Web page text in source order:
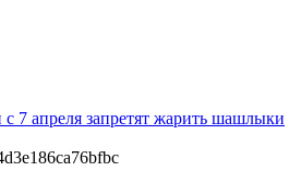
7 апреля запретят жарить шашлыки